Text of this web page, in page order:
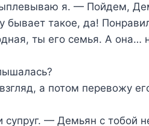
я. — Пойдем,
такое, да!
ты его семья. А она…
а потом перевожу
— Демьян с тобой